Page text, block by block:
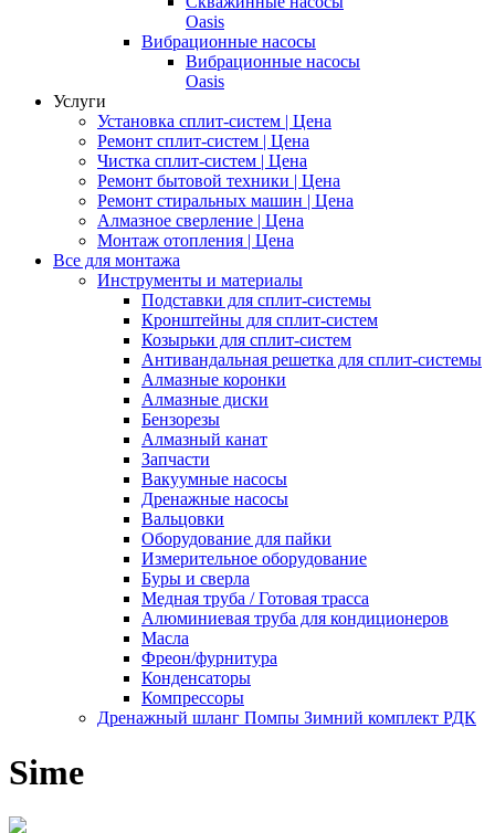
Oasis
Вибрационные насосы
Вибрационные насосы
Oasis
Услуги
Установка сплит-систем | Цена
Ремонт сплит-систем | Цена
Чистка сплит-систем | Цена
Ремонт бытовой техники | Цена
Ремонт стиральных машин | Цена
Алмазное сверление | Цена
Монтаж отопления | Цена
Все для монтажа
Инструменты и материалы
Подставки для сплит-системы
Кронштейны для сплит-систем
Козырьки для сплит-систем
Антивандальная решетка для сплит-системы
Алмазные коронки
Алмазные диски
Бензорезы
Алмазный канат
Запчасти
Вакуумные насосы
Дренажные насосы
Вальцовки
Оборудование для пайки
Измерительное оборудование
Буры и сверла
Медная труба / Готовая трасса
Алюминиевая труба для кондиционеров
Масла
Фреон/фурнитура
Конденсаторы
Компрессоры
Дренажный шланг Помпы Зимний комплект РДК
Sime